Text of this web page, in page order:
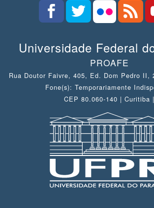
Universidade Federal
PROAFE
Rua Doutor Faivre, 405, Ed. Dom Pedro II,
Fone(s): Temporariamente
CEP 80.060-140 | Curitiba |